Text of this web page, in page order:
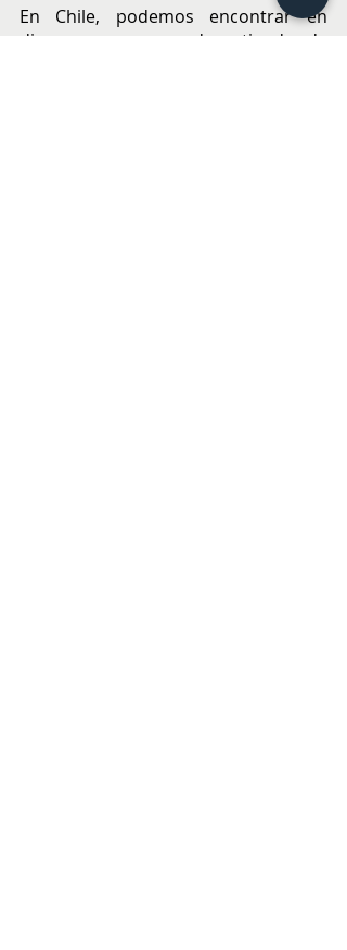
En Chile, podemos encontrar en
diversos supermercados y tiendas de